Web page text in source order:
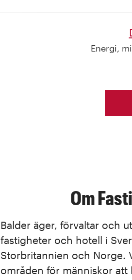
Energi,
Om
Balder äger, förvaltar och
fastigheter och hotell i
Storbritannien och Norge.
områden för människor att